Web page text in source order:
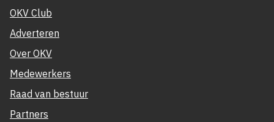
OKV Club
Adverteren
Over OKV
Medewerkers
Raad van bestuur
Partners